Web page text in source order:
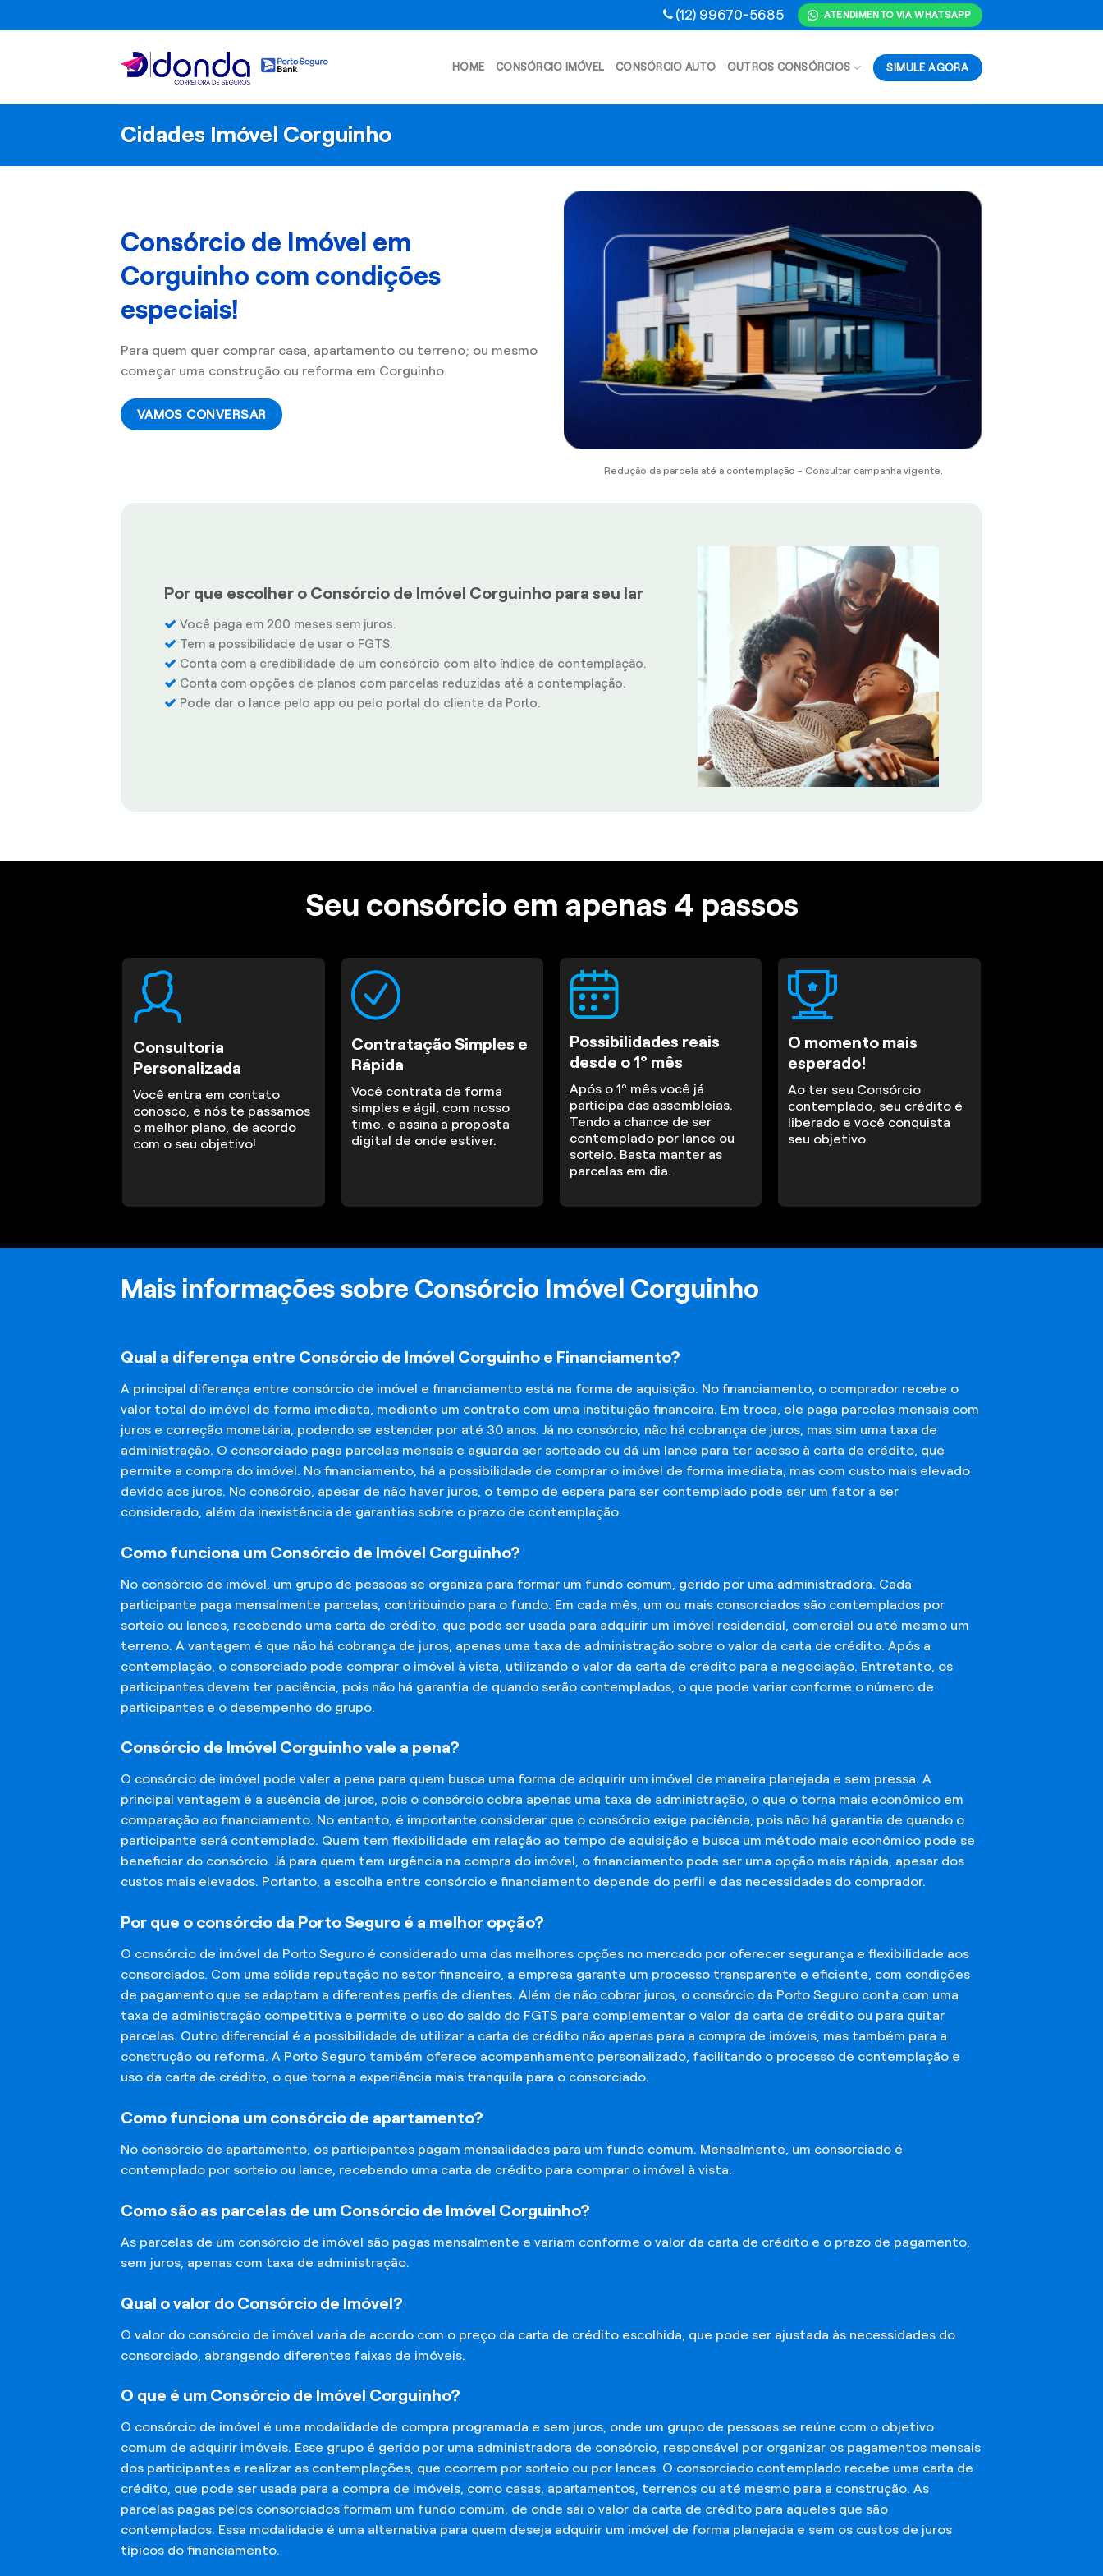
to
(12) 99670-5685 ATENDIMENTO VIA WHATSAPP
HOME CONSÓRCIO IMÓVEL CONSÓRCIO AUTO OUTROS CONSÓRCIOS SIMULE AGORA
Cidades Imóvel Corguinho
Consórcio de Imóvel em
Corguinho com condições
especiais!
Para quem quer comprar casa, apartamento ou terreno; ou mesmo
começar uma construção ou reforma em Corguinho.
VAMOS CONVERSAR
Redução da parcela até a contemplação - Consultar campanha vigente.
Por que escolher o Consórcio de Imóvel Corguinho para seu lar
Você paga em 200 meses sem juros.
Tem a possibilidade de usar o FGTS.
Conta com a credibilidade de um consórcio com alto índice de contemplação.
Conta com opções de planos com parcelas reduzidas até a contemplação.
Pode dar o lance pelo app ou pelo portal do cliente da Porto.
Seu consórcio em apenas 4 passos
Consultoria
Personalizada
Você entra em contato
conosco, e nós te passamos
o melhor plano, de acordo
com o seu objetivo!
Contratação Simples e
Rápida
Você contrata de forma
simples e ágil, com nosso
time, e assina a proposta
digital de onde estiver.
Possibilidades reais
desde o 1º mês
Após o 1º mês você já
participa das assembleias.
Tendo a chance de ser
contemplado por lance ou
sorteio. Basta manter as
parcelas em dia.
O momento mais
esperado!
Ao ter seu Consórcio
contemplado, seu crédito é
liberado e você conquista
seu objetivo.
Mais informações sobre Consórcio Imóvel Corguinho
Qual a diferença entre Consórcio de Imóvel Corguinho e Financiamento?
A principal diferença entre consórcio de imóvel e financiamento está na forma de aquisição. No financiamento, o comprador recebe o
valor total do imóvel de forma imediata, mediante um contrato com uma instituição financeira. Em troca, ele paga parcelas mensais com
juros e correção monetária, podendo se estender por até 30 anos. Já no consórcio, não há cobrança de juros, mas sim uma taxa de
administração. O consorciado paga parcelas mensais e aguarda ser sorteado ou dá um lance para ter acesso à carta de crédito, que
permite a compra do imóvel. No financiamento, há a possibilidade de comprar o imóvel de forma imediata, mas com custo mais elevado
devido aos juros. No consórcio, apesar de não haver juros, o tempo de espera para ser contemplado pode ser um fator a ser
considerado, além da inexistência de garantias sobre o prazo de contemplação.
Como funciona um Consórcio de Imóvel Corguinho?
No consórcio de imóvel, um grupo de pessoas se organiza para formar um fundo comum, gerido por uma administradora. Cada
participante paga mensalmente parcelas, contribuindo para o fundo. Em cada mês, um ou mais consorciados são contemplados por
sorteio ou lances, recebendo uma carta de crédito, que pode ser usada para adquirir um imóvel residencial, comercial ou até mesmo um
terreno. A vantagem é que não há cobrança de juros, apenas uma taxa de administração sobre o valor da carta de crédito. Após a
contemplação, o consorciado pode comprar o imóvel à vista, utilizando o valor da carta de crédito para a negociação. Entretanto, os
participantes devem ter paciência, pois não há garantia de quando serão contemplados, o que pode variar conforme o número de
participantes e o desempenho do grupo.
Consórcio de Imóvel Corguinho vale a pena?
O consórcio de imóvel pode valer a pena para quem busca uma forma de adquirir um imóvel de maneira planejada e sem pressa. A
principal vantagem é a ausência de juros, pois o consórcio cobra apenas uma taxa de administração, o que o torna mais econômico em
comparação ao financiamento. No entanto, é importante considerar que o consórcio exige paciência, pois não há garantia de quando o
participante será contemplado. Quem tem flexibilidade em relação ao tempo de aquisição e busca um método mais econômico pode se
beneficiar do consórcio. Já para quem tem urgência na compra do imóvel, o financiamento pode ser uma opção mais rápida, apesar dos
custos mais elevados. Portanto, a escolha entre consórcio e financiamento depende do perfil e das necessidades do comprador.
Por que o consórcio da Porto Seguro é a melhor opção?
O consórcio de imóvel da Porto Seguro é considerado uma das melhores opções no mercado por oferecer segurança e flexibilidade aos
consorciados. Com uma sólida reputação no setor financeiro, a empresa garante um processo transparente e eficiente, com condições
de pagamento que se adaptam a diferentes perfis de clientes. Além de não cobrar juros, o consórcio da Porto Seguro conta com uma
taxa de administração competitiva e permite o uso do saldo do FGTS para complementar o valor da carta de crédito ou para quitar
parcelas. Outro diferencial é a possibilidade de utilizar a carta de crédito não apenas para a compra de imóveis, mas também para a
construção ou reforma. A Porto Seguro também oferece acompanhamento personalizado, facilitando o processo de contemplação e
uso da carta de crédito, o que torna a experiência mais tranquila para o consorciado.
Como funciona um consórcio de apartamento?
No consórcio de apartamento, os participantes pagam mensalidades para um fundo comum. Mensalmente, um consorciado é
contemplado por sorteio ou lance, recebendo uma carta de crédito para comprar o imóvel à vista.
Como são as parcelas de um Consórcio de Imóvel Corguinho?
As parcelas de um consórcio de imóvel são pagas mensalmente e variam conforme o valor da carta de crédito e o prazo de pagamento,
sem juros, apenas com taxa de administração.
Qual o valor do Consórcio de Imóvel?
O valor do consórcio de imóvel varia de acordo com o preço da carta de crédito escolhida, que pode ser ajustada às necessidades do
consorciado, abrangendo diferentes faixas de imóveis.
O que é um Consórcio de Imóvel Corguinho?
O consórcio de imóvel é uma modalidade de compra programada e sem juros, onde um grupo de pessoas se reúne com o objetivo
comum de adquirir imóveis. Esse grupo é gerido por uma administradora de consórcio, responsável por organizar os pagamentos mensais
dos participantes e realizar as contemplações, que ocorrem por sorteio ou por lances. O consorciado contemplado recebe uma carta de
crédito, que pode ser usada para a compra de imóveis, como casas, apartamentos, terrenos ou até mesmo para a construção. As
parcelas pagas pelos consorciados formam um fundo comum, de onde sai o valor da carta de crédito para aqueles que são
contemplados. Essa modalidade é uma alternativa para quem deseja adquirir um imóvel de forma planejada e sem os custos de juros
típicos do financiamento.